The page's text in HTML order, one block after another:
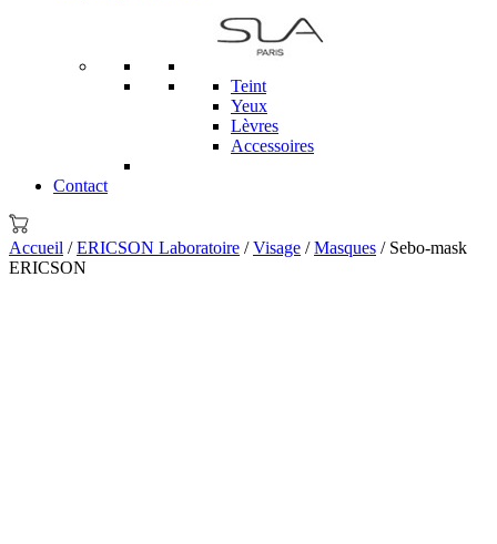
Teint
Yeux
Lèvres
Accessoires
Contact
Accueil /ERICSON Laboratoire /Visage /Masques / Sebo-mask
ERICSON